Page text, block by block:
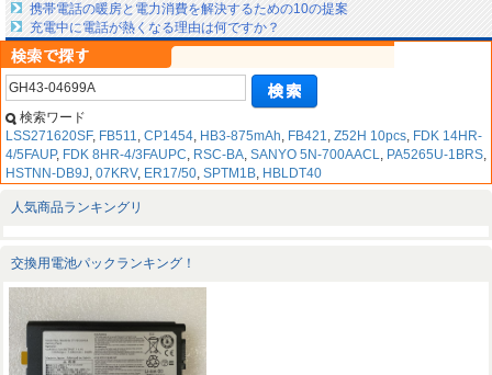
携帯電話の暖房と電力消費を解決するための10の提案
充電中に電話が熱くなる理由は何ですか？
検索ワード
LSS271620SF, FB511, CP1454, HB3-875mAh, FB421, Z52H 10pcs, FDK 14HR-
4/5FAUP, FDK 8HR-4/3FAUPC, RSC-BA, SANYO 5N-700AACL, PA5265U-1BRS,
HSTNN-DB9J, 07KRV, ER17/50, SPTM1B, HBLDT40
人気商品ランキングリ
交換用電池パックランキング！